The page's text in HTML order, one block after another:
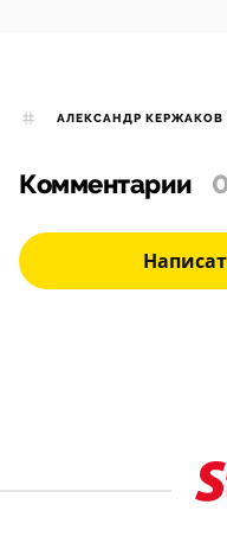
АЛЕКСАНДР КЕРЖАКОВ
Комментарии